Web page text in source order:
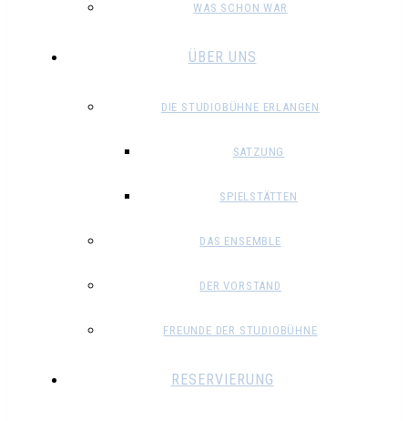
WAS SCHON WAR
ÜBER UNS
DIE STUDIOBÜHNE ERLANGEN
SATZUNG
SPIELSTÄTTEN
DAS ENSEMBLE
DER VORSTAND
FREUNDE DER STUDIOBÜHNE
RESERVIERUNG